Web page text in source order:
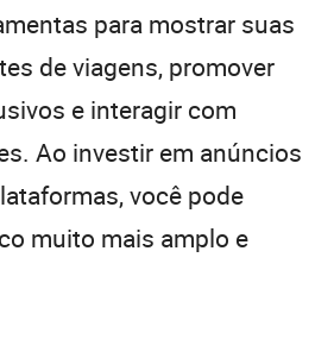
para mostrar suas
de viagens, promover
e interagir com
Ao investir em anúncios
você pode
muito mais amplo e